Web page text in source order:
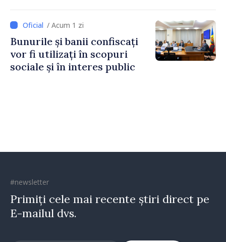
Irlandei de Nord, Fern
Horine / Acum 1 zi
Bunurile și banii confiscați
vor fi utilizați în scopuri
sociale și în interes public
#newsletter
Primiți cele mai recente știri direct pe
E-mailul dvs.